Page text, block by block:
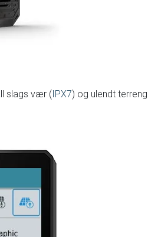
slags vær (IPX7) og ulendt